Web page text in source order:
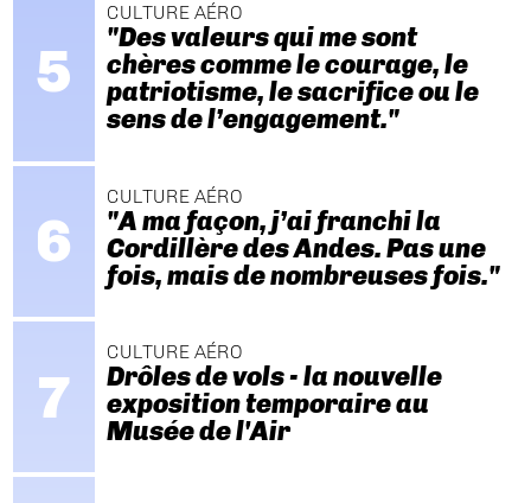
CULTURE AÉRO
"Des valeurs qui me sont
chères comme le courage, le
patriotisme, le sacrifice ou le
sens de l’engagement."
CULTURE AÉRO
"A ma façon, j’ai franchi la
Cordillère des Andes. Pas une
fois, mais de nombreuses fois."
CULTURE AÉRO
Drôles de vols - la nouvelle
exposition temporaire au
Musée de l'Air